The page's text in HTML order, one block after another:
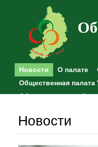
Новости О палате
Общественная палата
Общественные
Новости